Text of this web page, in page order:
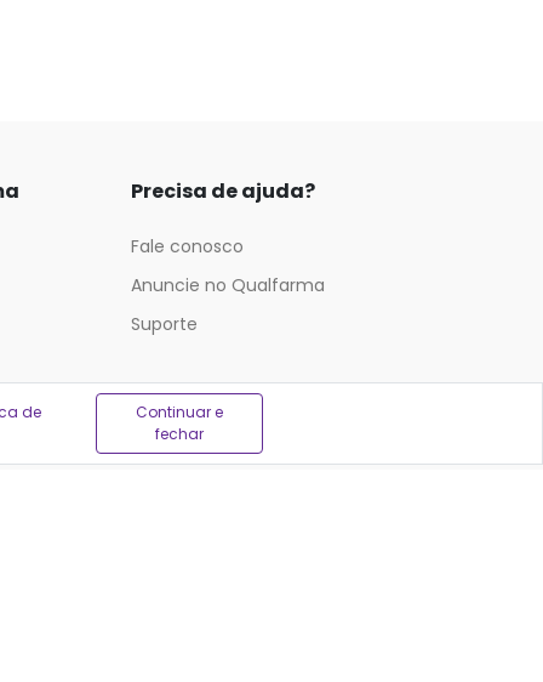
Precisa de ajuda?
Fale conosco
Anuncie no Qualfarma
Suporte
de
Continuar e
fechar